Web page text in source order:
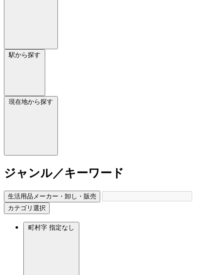
駅から探す
現在地から探す
ジャンル／キーワード
生活用品メーカー・卸し・販売
カテゴリ選択
町村字 指定なし